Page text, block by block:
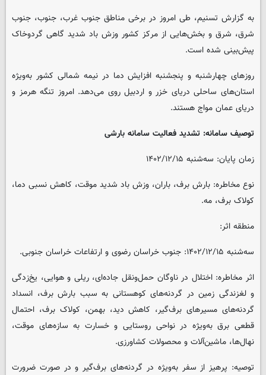
به گزارش تسنیم، طی امروز در برخی مناطق جنوب غرب، جنوب،‌ جنوب
شرق، شرق و بخش‌هایی از مرکز کشور وزش باد شدید گاهی گردوخاک
پیش‌بینی شده است.
روزهای چهارشنبه و پنجشنبه افزایش دما در نیمه شمالی کشور به‌ویژه
استان‌های ساحلی دریای خزر و اردبیل روی می‌دهد. امروز تنگه هرمز و
دریای عمان مواج هستند.
توصیف سامانه: تشدید فعالیت سامانه بارشی
زمان پایان: سه‌شنبه ۱۴۰۲/۱۲/۱۵
نوع مخاطره: بارش برف، باران، وزش باد شدید موقت، کاهش نسبی دما،
کولاک برف، مه.
منطقه اثر:
سه‌شنبه ۱۴۰۲/۱۲/۱۵: جنوب خراسان رضوی و ارتفاعات خراسان جنوبی.
اثر مخاطره: اختلال در ناوگان حمل‌ونقل جاده‌ای، ریلی و هوایی، یخ‌زدگی
و لغزندگی زمین در گردنه‌های کوهستانی به سبب بارش برف، انسداد
گردنه‌های مسیرهای برف‌گیر، کاهش دید، بهمن، کولاک برف، احتمال
قطعی برق به‌ویژه در نواحی روستایی و خسارت به سازه‌های موقت،
نهال‌ها، ماشین‌آلات و محصولات کشاورزی.
توصیه: پرهیز از سفر به‌ویژه در گردنه‌های برف‌گیر و در صورت ضرورت